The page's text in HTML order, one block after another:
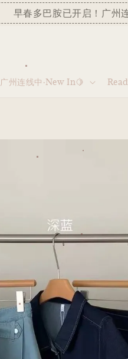
早春多巴胺已开启！广州
广州连线中·New In🍋